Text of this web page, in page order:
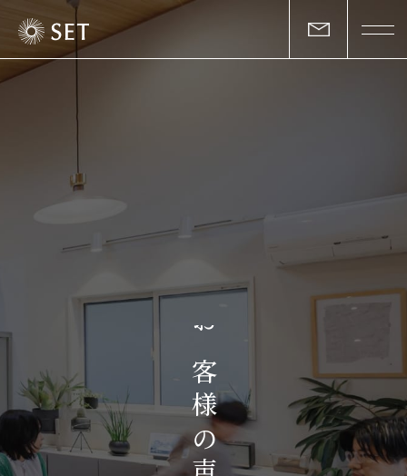
お
客
様
の
物件一覧
お客様の声
お知らせ・イベント
会社概要・アクセス